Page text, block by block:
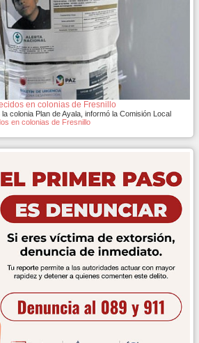
en colonias de Fresnillo
colonia Plan de Ayala, informó la Comisión Local
en colonias de Fresnillo